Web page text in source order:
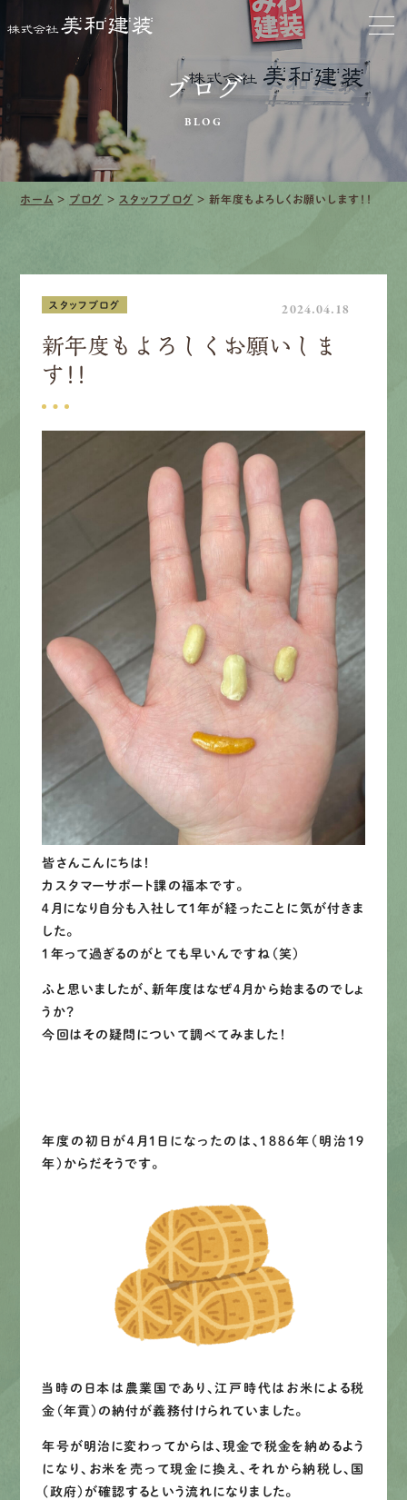
お家をきれいに
会社をきれいに
クリーニング
施工事例
会社案内
採用情報
募集要項
先輩インタビュー
格者 無 建物 いたします!!
0120-44-2605
営業時間 8:00−18:00 ｜
定休日 日曜・祝日
Web お問い合わせ
LINEでお手軽相談
ブログ
BLOG
ホーム > ブログ > スタッフブログ >新年度もよろしくお願いします！！
スタッフブログ 2024.04.18
新年度もよろしくお願いしま
す！！
皆さんこんにちは！
カスタマーサポート課の福本です。
４月になり自分も入社して１年が経ったことに気が付きま
した。
１年って過ぎるのがとても早いんですね（笑）
ふと思いましたが、新年度はなぜ４月から始まるのでしょ
うか？
今回はその疑問について調べてみました！
年度の初日が４月１日になったのは、１８８６年（明治１９
年）からだそうです。
当時の日本は農業国であり、江戸時代はお米による税
金（年貢）の納付が義務付けられていました。
年号が明治に変わってからは、現金で税金を納めるよう
になり、お米を売って現金に換え、それから納税し、国
（政府）が確認するという流れになりました。